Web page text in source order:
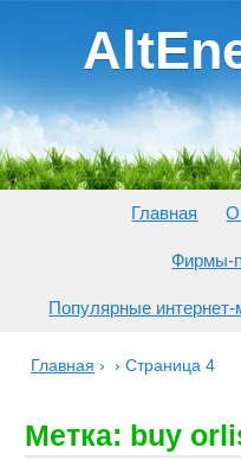
Главная О
Фирмы-
Популярные интернет-
Главная › › Страница 4
Метка: buy